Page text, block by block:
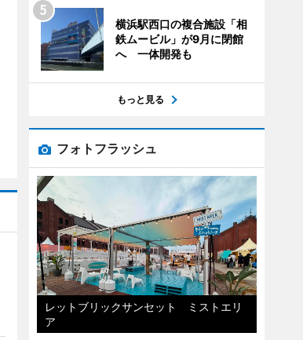
横浜駅西口の複合施設「相
鉄ムービル」が9月に閉館
へ 一体開発も
もっと見る
フォトフラッシュ
レットブリックサンセット ミストエリ
ア